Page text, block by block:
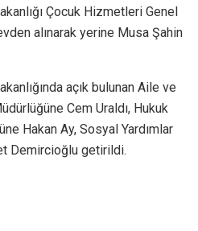
Çocuk Hizmetleri Genel
alınarak yerine Musa Şahin
açık bulunan Aile ve
Cem Uraldı, Hukuk
Hakan Ay, Sosyal Yardımlar
Demircioğlu getirildi.